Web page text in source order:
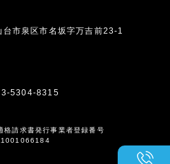
台市泉区市名坂字万吉前23-1
5304-8315
格請求書発行事業者登録番号